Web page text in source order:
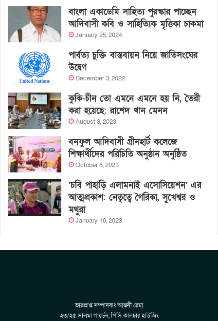
বাংলা একাডেমি সাহিত্য পুরস্কার পাচ্ছেন
আদিবাসী কবি ও সাহিত্যিক মৃত্তিকা চাকমা
January 25, 2024
পার্বত্য চুক্তি বাস্তবায়ন নিয়ে জাতিসংঘের
উদ্বেগ
December 3, 2022
কুকি-চীন তো এমনে এমনে হয় নি, তৈরী
করা হয়েছে: রাশেদ খান মেনন
August 3, 2023
বনফুল আদিবাসী গ্রীনহার্ট কলেজে
শিক্ষার্থীদের পরিচিতি অনুষ্ঠান অনুষ্ঠিত
October 8, 2023
‘চবি পাহাড়ি এলামনাই এসোসিয়েশন’ এর
আত্মপ্রকাশ: নেতৃত্বে গৈরিকা, সুখেশ্বর ও
মথুরা
January 10, 2023
ভারপ্রাপ্ত সম্পাদকঃ আন্তনী রেমা
২৩/২৫ সালমা গার্ডেন, পিসি কালচার হাউজিং